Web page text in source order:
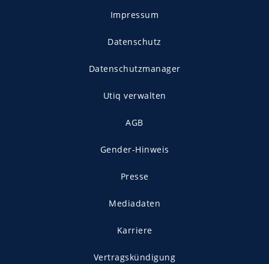
Impressum
Datenschutz
Datenschutzmanager
Utiq verwalten
AGB
Gender-Hinweis
Presse
Mediadaten
Karriere
Vertragskündigung